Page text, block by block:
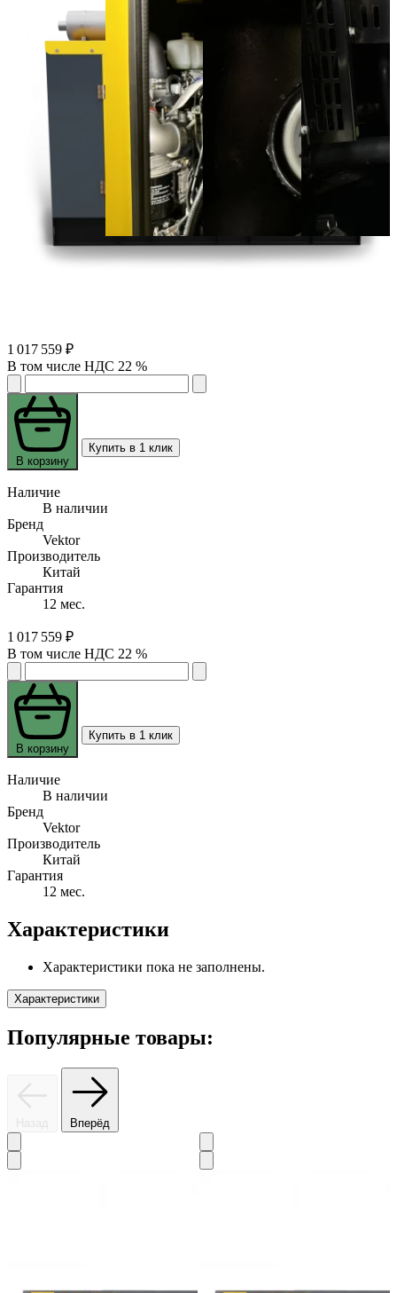
1 017 559 ₽
В том числе НДС 22 %
В корзину
Купить в 1 клик
Наличие
В наличии
Бренд
Vektor
Производитель
Китай
Гарантия
12 мес.
1 017 559 ₽
В том числе НДС 22 %
В корзину
Купить в 1 клик
Наличие
В наличии
Бренд
Vektor
Производитель
Китай
Гарантия
12 мес.
Характеристики
Характеристики пока не заполнены.
Характеристики
Популярные товары:
Назад Вперёд